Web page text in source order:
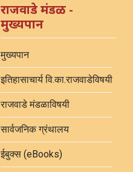
राजवाडे मंडळ -
मुख्यपान
मुख्यपान
इतिहासाचार्य वि.का.राजवाडेविषयी
राजवाडे मंडळाविषयी
सार्वजनिक ग्रंथालय
ईबुक्स (eBooks)